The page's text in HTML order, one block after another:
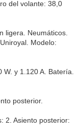
del volante: 38,0
ligera. Neumáticos.
Modelo:
y 1.120 A. Batería.
posterior.
2. Asiento posterior: